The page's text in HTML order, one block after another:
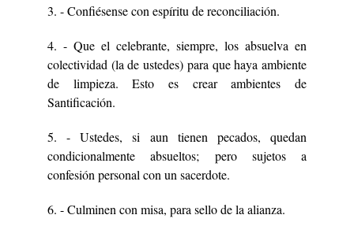
3. - Confiésense con espíritu de reconciliación.
4. - Que el celebrante, siempre, los absuelva en
colectividad (la de ustedes) para que haya ambiente
de limpieza. Esto es crear ambientes de
Santificación.
5. - Ustedes, si aun tienen pecados, quedan
condicionalmente absueltos; pero sujetos a
confesión personal con un sacerdote.
6. - Culminen con misa, para sello de la alianza.